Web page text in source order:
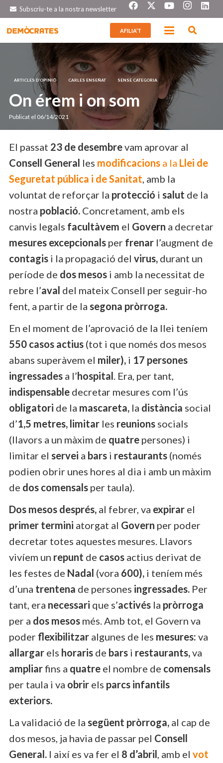
Subscriu-te a la nostra newsletter
AFILIA’T
ARTICLES D’OPINIÓ CARLES ENSEÑAT SENSE CATEGORIA
On érem i on som
Publicat el 06/14/2021
El passat 23 de desembrevam aprovar al
Consell General les modificacions a la Llei de
Seguretat pública i de Sanitat, amb la
voluntat de reforçar la protecció i salut de la
nostra població. Concretament, amb els
canvis legals facultàvem el Govern a decretar
mesures excepcionals per frenar l’augment de
contagis i la propagació del virus, durant un
període de dos mesos i amb la necessitat de
rebre l’aval del mateix Consell per seguir-ho
fent, a partir de la segona pròrroga.
En el moment de l’aprovació de la llei teníem
550 casos actius (tot i que només dos mesos
abans superàvem el miler), i 17 persones
ingressades a l’hospital. Era, per tant,
indispensable decretar mesures com l’ús
obligatori de la mascareta, la distància social
d’1,5 metres, limitar les reunions socials
(llavors a un màxim de quatre persones) i
limitar el servei a bars i restaurants (només
podien obrir unes hores al dia i amb un màxim
de dos comensals per taula).
Dos mesos després, al febrer, va expirar el
primer termini atorgat al Govern per poder
decretar totes aquestes mesures. Llavors
vivíem un repunt de casos actius derivat de
les festes de Nadal (vora 600), i teníem més
d’una trentena de persones ingressades. Per
tant, era necessari que s’activés la pròrroga
per a dos mesos més. Amb tot, el Govern va
poder flexibilitzar algunes de les mesures: va
allargar els horaris de bars i restaurants,va
ampliarfins a quatre el nombre de comensals
per taula i va obrir els parcs infantils
exteriors.
La validació de la següent pròrroga, al cap de
dos mesos, ja havia de passar pel Consell
General. I així es va fer el 8 d’abril, amb el vot